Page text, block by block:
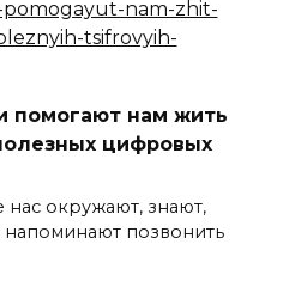
помогают нам жить
цифровых
нас окружают, знают,
позвонить